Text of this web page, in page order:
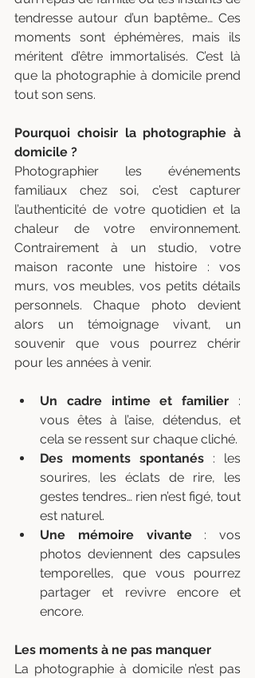
tendresse autour d’un baptême… Ces
moments sont éphémères, mais ils
méritent d’être immortalisés. C’est là
que la photographie à domicile prend
tout son sens.
Pourquoi choisir la photographie à
domicile ?
Photographier les événements
familiaux chez soi, c’est capturer
l’authenticité de votre quotidien et la
chaleur de votre environnement.
Contrairement à un studio, votre
maison raconte une histoire : vos
murs, vos meubles, vos petits détails
personnels. Chaque photo devient
alors un témoignage vivant, un
souvenir que vous pourrez chérir
pour les années à venir.
Un cadre intime et familier :
vous êtes à l’aise, détendus, et
cela se ressent sur chaque cliché.
Des moments spontanés : les
sourires, les éclats de rire, les
gestes tendres… rien n’est figé, tout
est naturel.
Une mémoire vivante : vos
photos deviennent des capsules
temporelles, que vous pourrez
partager et revivre encore et
encore.
Les moments à ne pas manquer
La photographie à domicile n’est pas